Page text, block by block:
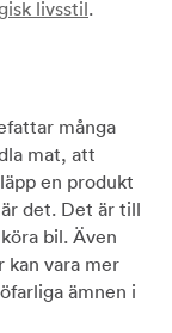
livsstil.
många
mat, att
en produkt
det. Det är till
bil. Även
kan vara mer
ämnen i